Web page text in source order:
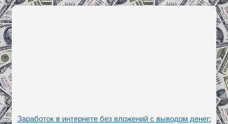
Заработок в интернете без вложений с выводом денег: